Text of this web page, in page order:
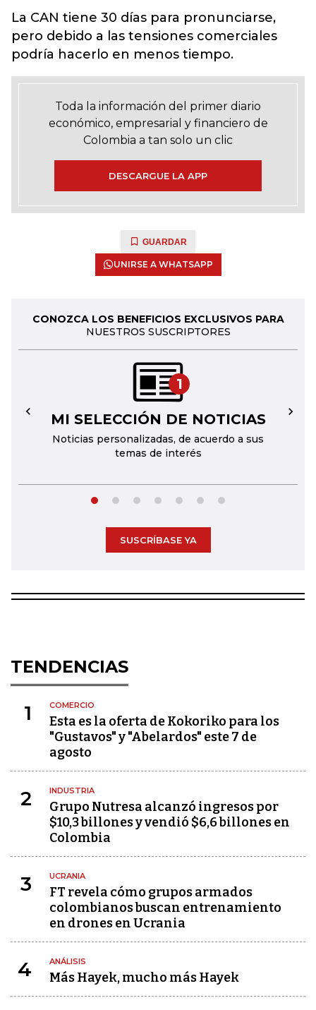
La CAN tiene 30 días para pronunciarse,
pero debido a las tensiones comerciales
podría hacerlo en menos tiempo.
Toda la información del primer diario
económico, empresarial y financiero de
Colombia a tan solo un clic
DESCARGUE LA APP
GUARDAR
UNIRSE A WHATSAPP
CONOZCA LOS BENEFICIOS EXCLUSIVOS PARA
NUESTROS SUSCRIPTORES
1
MI SELECCIÓN DE NOTICIAS
Noticias personalizadas, de acuerdo a sus
temas de interés
← →
SUSCRÍBASE YA
TENDENCIAS
1 COMERCIO
Esta es la oferta de Kokoriko para los
"Gustavos" y "Abelardos" este 7 de
agosto
2 INDUSTRIA
Grupo Nutresa alcanzó ingresos por
$10,3 billones y vendió $6,6 billones en
Colombia
3 UCRANIA
FT revela cómo grupos armados
colombianos buscan entrenamiento
en drones en Ucrania
4 ANÁLISIS
Más Hayek, mucho más Hayek